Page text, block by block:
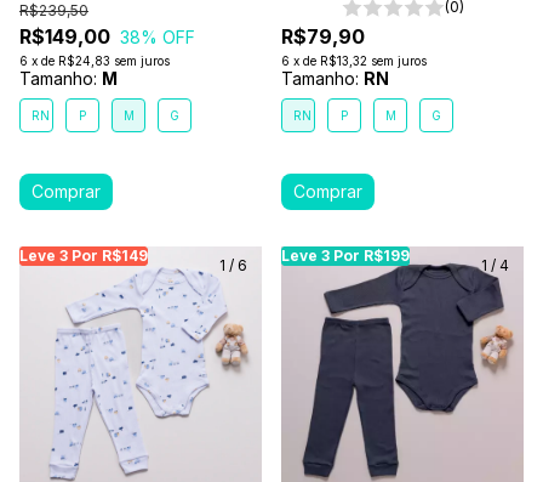
R$149,00
R$239,50
38% OFF
6 x de R$24,83 sem juros
Tamanho: M
RN P M G
(0)
R$79,90
6 x de R$13,32 sem juros
Tamanho: RN
RN P M G
Leve 3 Por R$149
Leve 3 Por R$149 Leve 3 Por R$149 Leve
1 / 6
Leve 3 Por R$199
Leve 3 Por R$199
1 / 4